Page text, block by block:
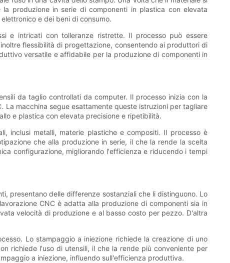
produzione in serie di componenti in plastica con elevata
e dei beni di consumo.
e intricati con tolleranze ristrette. Il processo può essere
flessibilità di progettazione, consentendo ai produttori di
versatile e affidabile per la produzione di componenti in
da taglio controllati da computer. Il processo inizia con la
macchina segue esattamente queste istruzioni per tagliare
e plastica con elevata precisione e ripetibilità.
inclusi metalli, materie plastiche e compositi. Il processo è
che alla produzione in serie, il che la rende la scelta
configurazione, migliorando l'efficienza e riducendo i tempi
presentano delle differenze sostanziali che li distinguono. Lo
CNC è adatta alla produzione di componenti sia in
velocità di produzione e al basso costo per pezzo. D'altra
Lo stampaggio a iniezione richiede la creazione di uno
richiede l'uso di utensili, il che la rende più conveniente per
a iniezione, influendo sull'efficienza produttiva.